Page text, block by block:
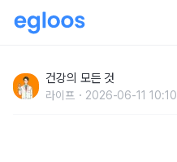
리는 의외의 방법
건강의 모든 것
라이프 2026-06-11 10:10